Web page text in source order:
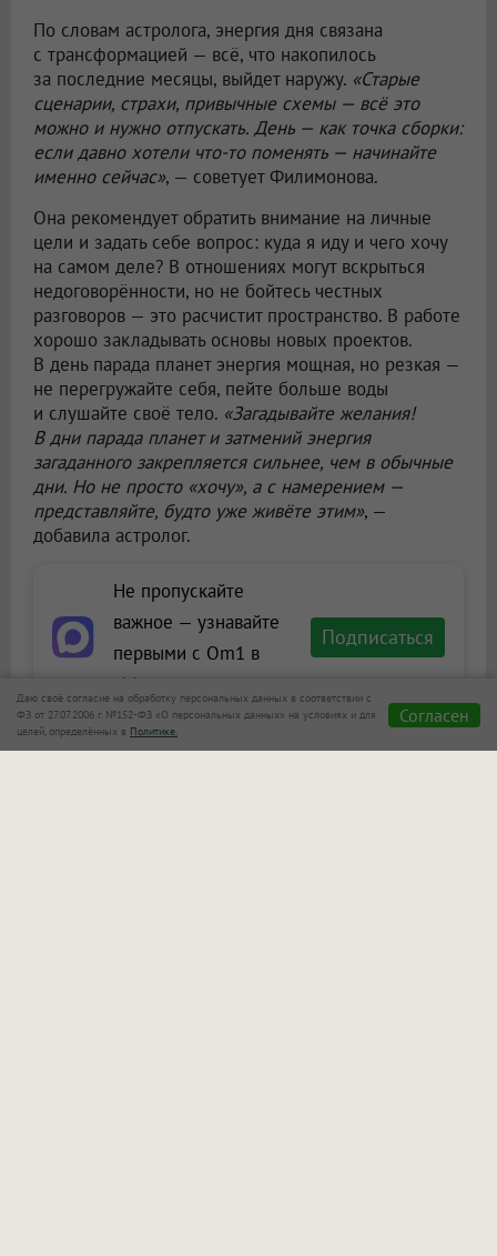
По словам астролога, энергия дня связана
с трансформацией — всё, что накопилось
за последние месяцы, выйдет наружу. «Старые
сценарии, страхи, привычные схемы — всё это
можно и нужно отпускать. День — как точка сборки:
если давно хотели что-то поменять — начинайте
именно сейчас», — советует Филимонова.
Она рекомендует обратить внимание на личные
цели и задать себе вопрос: куда я иду и чего хочу
на самом деле? В отношениях могут вскрыться
недоговорённости, но не бойтесь честных
разговоров — это расчистит пространство. В работе
хорошо закладывать основы новых проектов.
В день парада планет энергия мощная, но резкая —
не перегружайте себя, пейте больше воды
и слушайте своё тело. «Загадывайте желания!
В дни парада планет и затмений энергия
загаданного закрепляется сильнее, чем в обычные
дни. Но не просто «хочу», а с намерением —
представляйте, будто уже живёте этим», —
добавила астролог.
Не пропускайте
важное — узнавайте
первыми с Om1 в
«Макс»
Подписаться
Читайте также на портале Om1.ru
Даю своё согласие на обработку персональных данных в соответствии с
ФЗ от 27.07.2006 г. №152-ФЗ «О персональных данных» на условиях и для
целей, определённых в Политике.
Согласен